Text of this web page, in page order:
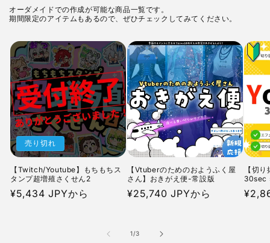
オーダメイドでの作成が可能な商品一覧です。
期間限定のアイテムもあるので、ぜひチェックしてみてください。
売り切れ
【Twitch/Youtube】もちもちス
タンプ超増殖さくせん2
通
¥5,434 JPYから
【Vtuberのためのおようふく屋
さん】おきがえ便-常設版
通
格
¥25,740 JPYから
【切
30sec
通
1/の
3